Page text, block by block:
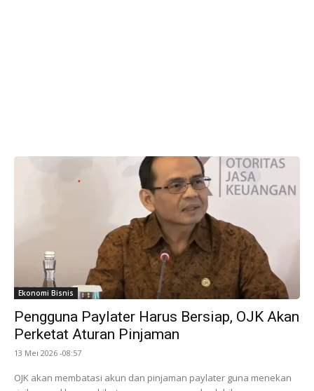
Ekonomi Bisnis
Pengguna Paylater Harus Bersiap, OJK Akan
Perketat Aturan Pinjaman
13 Mei 2026 -08:57
OJK akan membatasi akun dan pinjaman paylater guna menekan